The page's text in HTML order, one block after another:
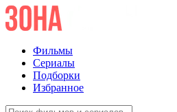
Фильмы
Сериалы
Подборки
Избранное